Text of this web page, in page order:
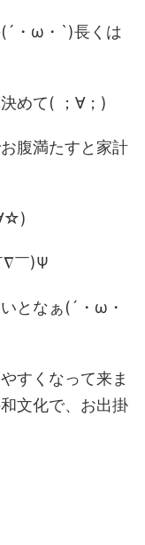
・ω・`)長くは
めて( ；∀；)
腹満たすと家計
∇￣)Ψ
となぁ(´・ω・
すくなって来ま
文化で、お出掛